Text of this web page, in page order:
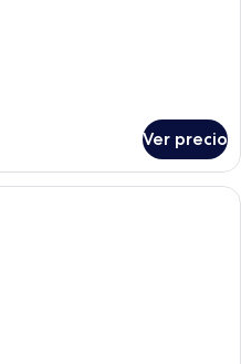
Ver precio
Una cama bien hecha con dos